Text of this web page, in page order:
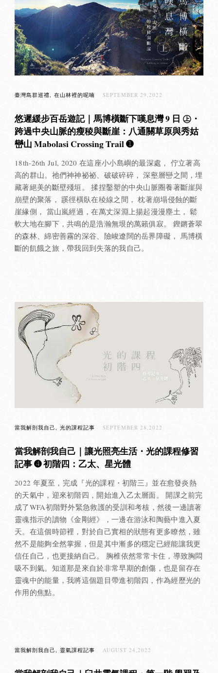
臺灣島群巡禮 在山林裡的呢喃 SEPTEMBER 29,2022
悠遲緩步百岳遊記｜馬博橫斷下嘆息灣 9 日 ㊤・
跨過中央山脈的瘦稜與斷崖：八通關草原與秀姑
巒山 Mabolasi Crossing Trail ➊
18th-26th Jul, 2020 在這座小小島嶼的最深處， 佇立著高
高的群山。祂們神神祕祕、破破碎碎， 深壑層巒之間，埋
藏著絕美的斷壁殘垣。 揉捏鑿塑的中央山脈圈養著斷崖與
崩壁的聚落， 蹊徑橫臥在稜線之間， 枕著崩塌侵蝕的斷
崖緣側， 當山嵐經過，在萬丈深淵上揚起漫漫塵土， 鬆
軟大地在腳下，共鳴的是浩瀚無垠的萬籟俱寂。 鏗鏘蒼翠
的森林、綿密善霧的深谷、險峻遼闊的岳界障礙， 馬博橫
斷的飢餓之旅，帶我回到失落的我自己。
當我解剖我自己 光的課程記事 SEPTEMBER 28,2022
當我解剖我自己｜讓光照亮生活・光的課程修習
記事 ➍ 初階四：乙太、星光體
2022 年夏至，完成『光的課程・初階三』並在愈發炎熱
的天氣中，迎來初階四，開始進入乙太層面。 開課之前完
成了WFA初階野外緊急救護的受訓和考核，然後一邊讀著
靈魂指示的讀物《金剛經》，一邊在游泳和陶藝中進入夏
天。在這個時節裡，對於自己實相的狀態有更多瞭然，雖
然不是能夠全然掌握，但是其中漸多的穩定已經能讓我更
信任自己，也更接納自己。 胸椎依然常常卡住，導致胸悶
吸不到氣。知道那是來自於非常早期的創傷，也是留存在
靈魂中的能量，我將這個題目帶進初階四，作為經歷光的
作用的焦點。
當我解剖我自己 靈氣課程記事 AUGUST 24,2022